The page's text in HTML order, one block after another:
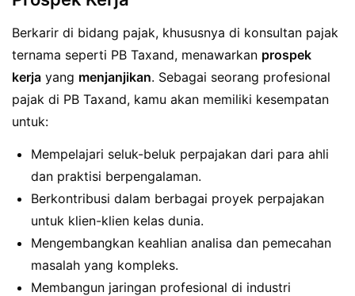
Berkarir di bidang pajak, khususnya di konsultan pajak
ternama seperti PB Taxand, menawarkan prospek
kerja yang menjanjikan. Sebagai seorang profesional
pajak di PB Taxand, kamu akan memiliki kesempatan
untuk:
Mempelajari seluk-beluk perpajakan dari para ahli
dan praktisi berpengalaman.
Berkontribusi dalam berbagai proyek perpajakan
untuk klien-klien kelas dunia.
Mengembangkan keahlian analisa dan pemecahan
masalah yang kompleks.
Membangun jaringan profesional di industri